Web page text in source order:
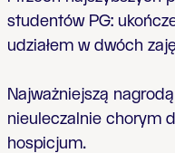
studentów PG: ukoń
udziałem w dwóch zaj
Najważniejszą nagrodą
nieuleczalnie chorym
hospicjum.